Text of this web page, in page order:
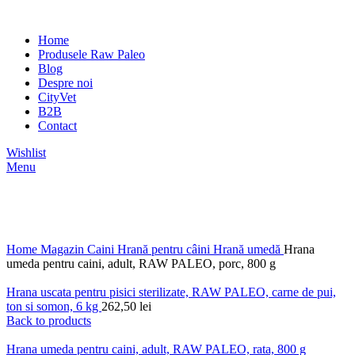
Home
Produsele Raw Paleo
Blog
Despre noi
CityVet
B2B
Contact
Wishlist
Menu
Home Magazin Caini Hrană pentru câini Hrană umedă Hrana
umeda pentru caini, adult, RAW PALEO, porc, 800 g
Hrana uscata pentru pisici sterilizate, RAW PALEO, carne de pui,
ton si somon, 6 kg 262,50 lei
Back to products
Hrana umeda pentru caini, adult, RAW PALEO, rata, 800 g